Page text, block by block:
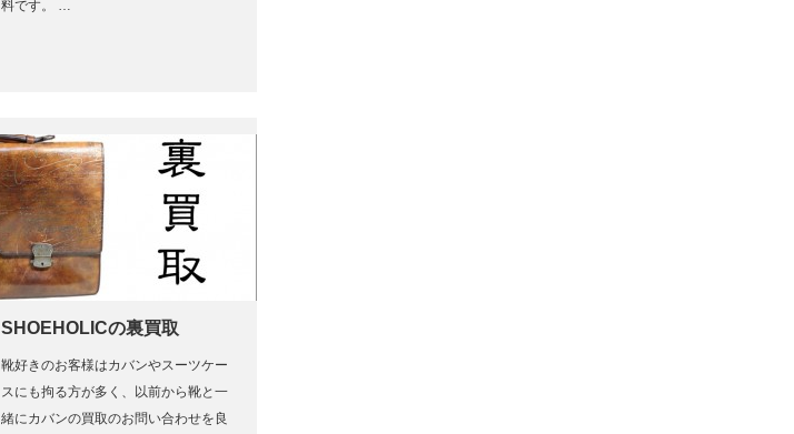
料です。 …
SHOEHOLICの裏買取
靴好きのお客様はカバンやスーツケー
スにも拘る方が多く、以前から靴と一
緒にカバンの買取のお問い合わせを良